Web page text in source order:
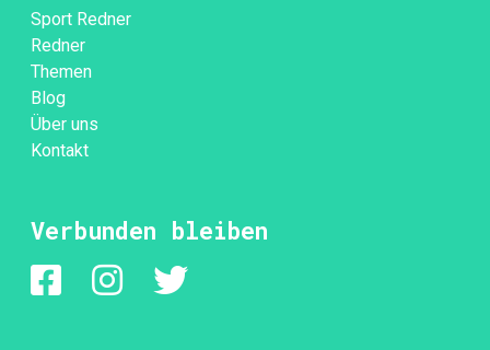
Sport Redner
Redner
Themen
Blog
Über uns
Kontakt
Verbunden bleiben